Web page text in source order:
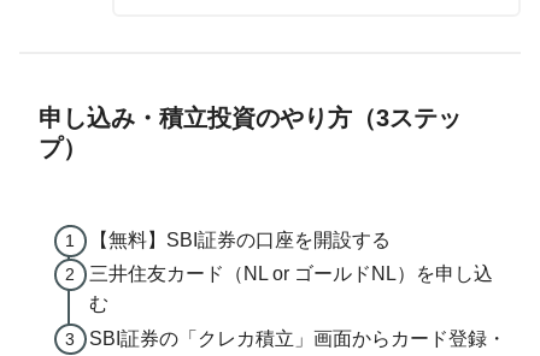
申し込み・積立投資のやり方（3ステッ
プ）
【無料】SBI証券の口座を開設する
三井住友カード（NL or ゴールドNL）を申し込
む
SBI証券の「クレカ積立」画面からカード登録・